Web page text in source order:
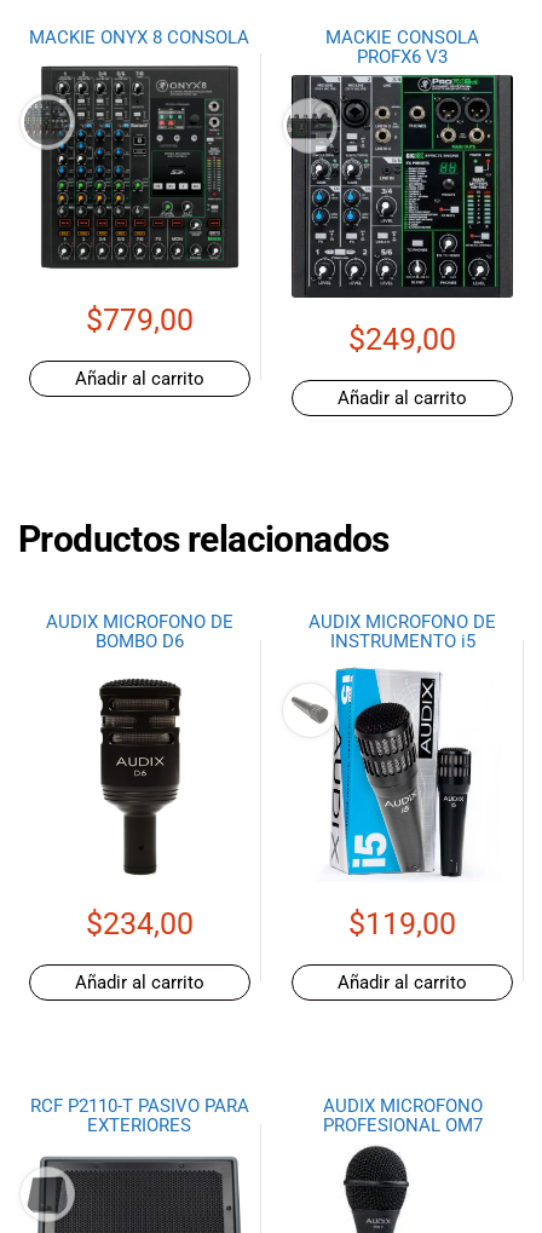
MACKIE ONYX 8 CONSOLA
$779,00
Añadir al carrito
MACKIE CONSOLA
PROFX6 V3
$249,00
Añadir al carrito
Productos relacionados
AUDIX MICROFONO DE
BOMBO D6
$234,00
Añadir al carrito
AUDIX MICROFONO DE
INSTRUMENTO i5
$119,00
Añadir al carrito
RCF P2110-T PASIVO PARA
EXTERIORES
AUDIX MICROFONO
PROFESIONAL OM7